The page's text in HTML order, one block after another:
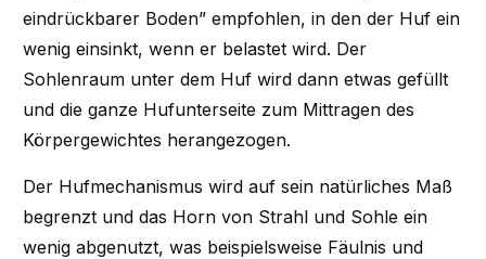
eindrückbarer Boden” empfohlen, in den der Huf ein
wenig einsinkt, wenn er belastet wird. Der
Sohlenraum unter dem Huf wird dann etwas gefüllt
und die ganze Hufunterseite zum Mittragen des
Körpergewichtes herangezogen.
Der Hufmechanismus wird auf sein natürliches Maß
begrenzt und das Horn von Strahl und Sohle ein
wenig abgenutzt, was beispielsweise Fäulnis und